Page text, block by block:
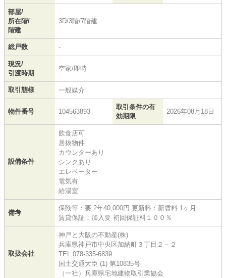
部屋/
所在階/
階建
3D/3階/7階建
総戸数 -
現況/
引渡時期
空家/即時
取引態様 一般媒介
物件番号 104563893
取引条件の有
効期限
2026年08月18日
設備条件
飲食店可
居抜物件
カウンターあり
シンクあり
エレベーター
電気有
給湯室
備考
保険等：要 2年40,000円 更新料：新賃料 1ヶ⽉
賃貸保証：加⼊要 初回保証料１００％
取扱会社
神戸と大阪の不動産(株)
兵庫県神戸市中央区加納町３丁目２－２
TEL:078-335-6839
国土交通大臣 (1) 第10835号
（一社）兵庫県宅地建物取引業協会